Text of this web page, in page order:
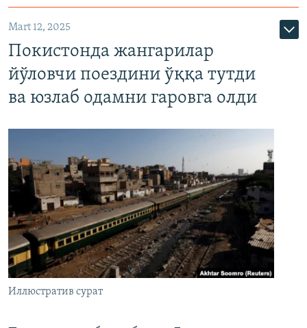
Mart 12, 2025
Покистонда жангарилар
йўловчи поездини ўққа тутди
ва юзлаб одамни гаровга олди
Иллюстратив сурат